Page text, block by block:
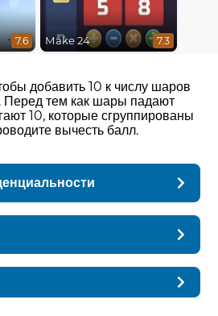
7.6 Make 24 7.3
добавить 10 к числу шаров
Перед тем как шары падают
10, которые сгруппированы
вычесть балл.